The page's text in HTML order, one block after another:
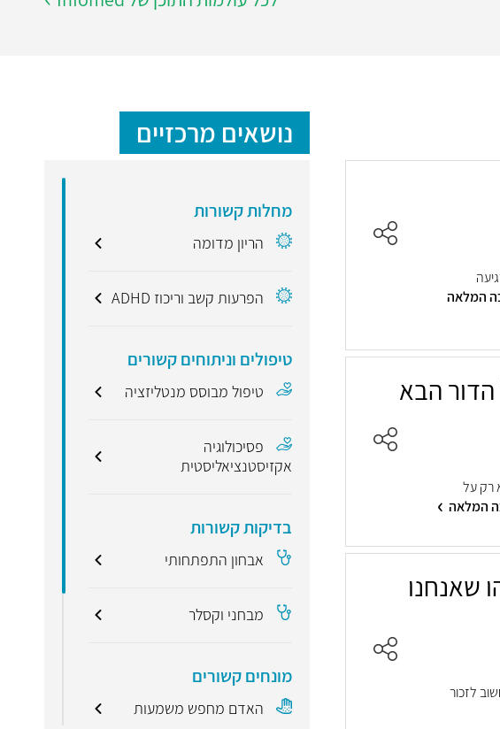
המלאה
הבא
רק על
המלאה
שאנחנו
לזכור
נושאים מרכזיים
מחלות קשורות
הריון מדומה
הפרעות קשב וריכוז ADHD
טיפולים וניתוחים קשורים
טיפול מבוסס מנטליזציה
פסיכולוגיה
אקזיסטנציאליסטית
בדיקות קשורות
אבחון התפתחותי
מבחני וקסלר
מונחים קשורים
האדם מחפש משמעות